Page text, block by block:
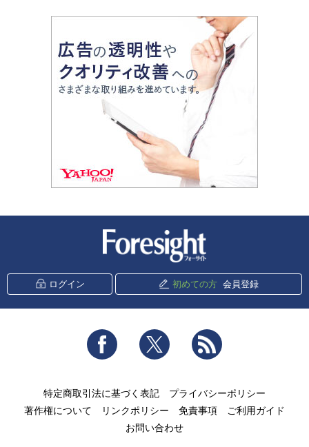
ログイン 初めての方 会員登録
Facebook Twitter
特定商取引法に基づく表記
プライバシーポリシー
著作権について
リンクポリシー 免責事項
ご利用ガイド
お問い合わせ